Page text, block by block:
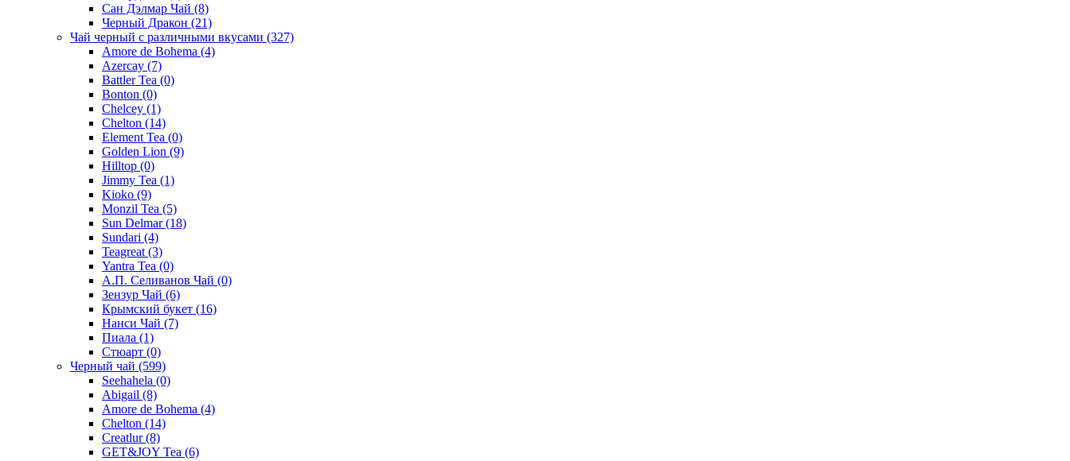
Сан Дэлмар Чай (8)
Черный Дракон (21)
Чай черный с различными вкусами (327)
Amore de Bohema (4)
Azercay (7)
Battler Tea (0)
Bonton (0)
Chelcey (1)
Chelton (14)
Element Tea (0)
Golden Lion (9)
Hilltop (0)
Jimmy Tea (1)
Kioko (9)
Monzil Tea (5)
Sun Delmar(18)
Sundari (4)
Teagreat (3)
Yantra Tea (0)
А.П. Селиванов Чай (0)
Зензур Чай (6)
Крымский букет (16)
Нанси Чай (7)
Пиала (1)
Стюарт (0)
Черный чай (599)
Seehahela (0)
Abigail (8)
Amore de Bohema (4)
Chelton (14)
Creatlur(8)
GET&JOY Tea (6)